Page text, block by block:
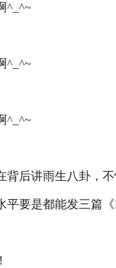
^_^~
^_^~
^_^~
背后讲雨生八卦，不
平要是都能发三篇《